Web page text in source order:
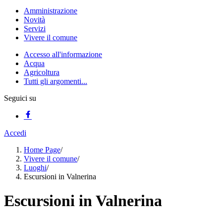
Amministrazione
Novità
Servizi
Vivere il comune
Accesso all'informazione
Acqua
Agricoltura
Tutti gli argomenti...
Seguici su
Accedi
Home Page/
Vivere il comune/
Luoghi/
Escursioni in Valnerina
Escursioni in Valnerina